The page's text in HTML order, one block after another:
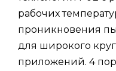
рабочих
проникновения
для широкого
приложений. 4